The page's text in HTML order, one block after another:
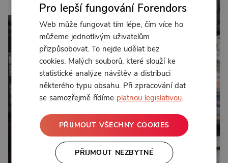
24:44Pro lepší fungování Forendors
Web může fungovat tím lépe, čím více ho
můžeme jednotlivým uživatelům
přizpůsobovat. To nejde udělat bez
cookies. Malých souborů, které slouží ke
statistické analýze návštěv a distribuci
některého typu obsahu. Při zpracování dat
se samozřejmě řídíme platnou legislativou.
PŘIJMOUT VŠECHNY COOKIES
PŘIJMOUT NEZBYTNÉ